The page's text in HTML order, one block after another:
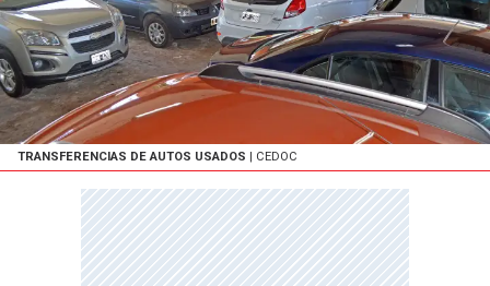
TRANSFERENCIAS DE AUTOS USADOS | CEDOC